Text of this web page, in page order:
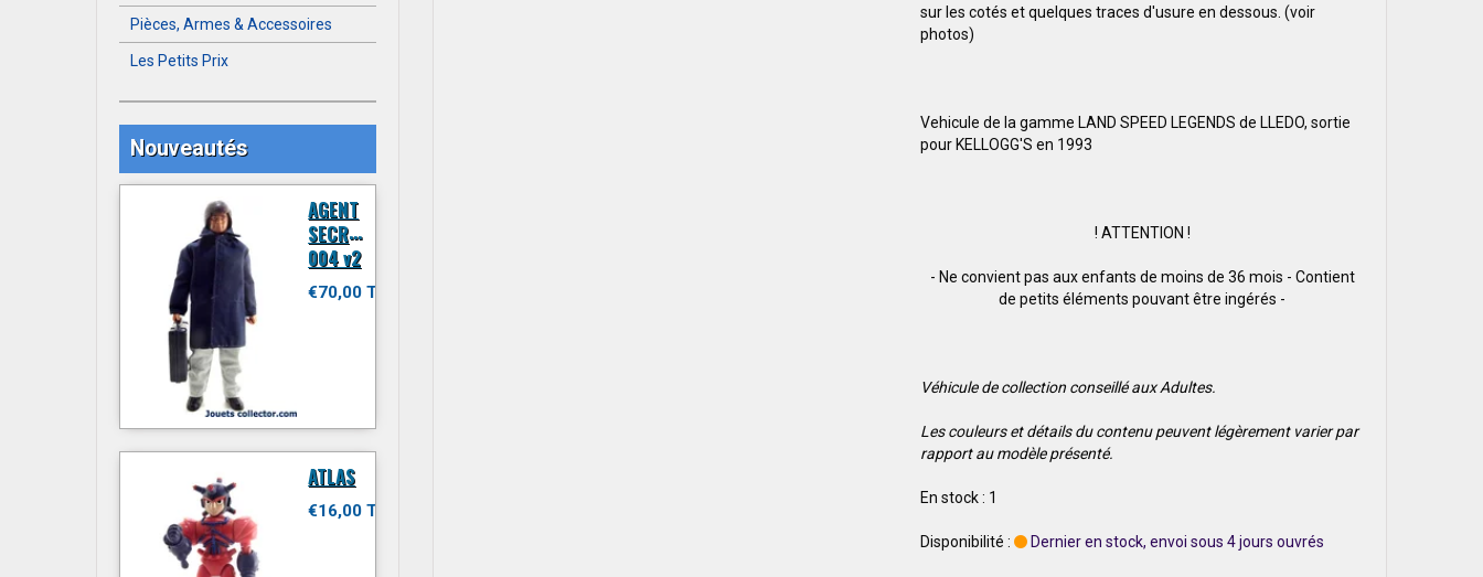
sur les cotés et quelques traces d'usure en dessous. (voir
photos)
Vehicule de la gamme LAND SPEED LEGENDS de LLEDO, sortie
pour KELLOGG'S en 1993
! ATTENTION !
- Ne convient pas aux enfants de moins de 36 mois - Contient
de petits éléments pouvant être ingérés -
Véhicule de collection conseillé aux Adultes.
Les couleurs et détails du contenu peuvent légèrement varier par
rapport au modèle présenté.
En stock : 1
Disponibilité : Dernier en stock, envoi sous 4 jours ouvrés
Pièces, Armes & Accessoires
Les Petits Prix
Nouveautés
AGENT
SECRET
004 v2
€70,00 TTC
ATLAS
€16,00 TTC